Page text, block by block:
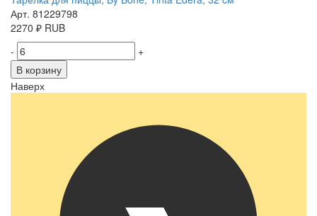
Арт. 81229798
2270 ₽ RUB
-
+
В корзину
Наверх